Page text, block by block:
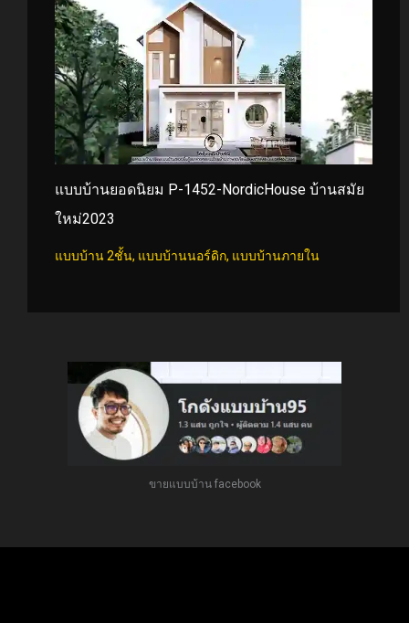
แบบบ้านยอดนิยม P-1452-NordicHouse บ้านสมัย
ใหม่2023
แบบบ้าน 2ชั้น, แบบบ้านนอร์ดิก, แบบบ้านภายใน
ขายแบบบ้าน facebook